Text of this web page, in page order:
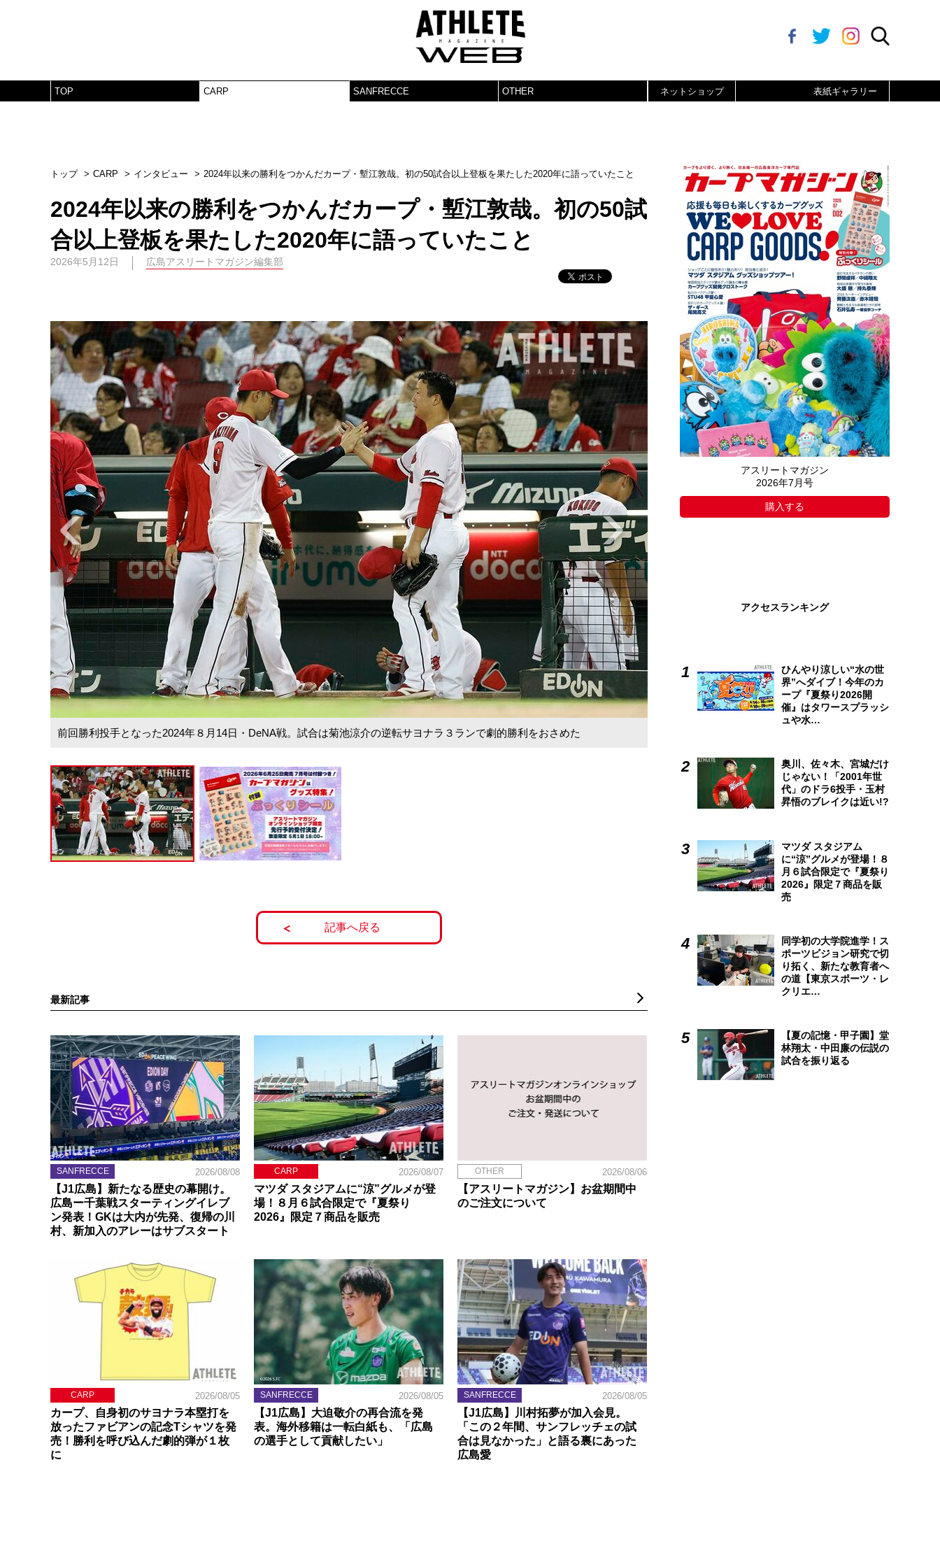
TOP CARP SANFRECCE OTHER ネットショップ 表紙ギャラリー
トップ CARP インタビュー 2024年以来の勝利をつかんだカープ・塹江敦哉。初の50試合以上登板を果たした2020年に語っていたこと
2024年以来の勝利をつかんだカープ・塹江敦哉。初の50試
合以上登板を果たした2020年に語っていたこと
2026年5月12日 広島アスリートマガジン編集部
前回勝利投手となった2024年８月14日・DeNA戦。試合は菊池涼介の逆転サヨナラ３ランで劇的勝利をおさめた
記事へ戻る
最新記事
SANFRECCE 2026/08/08
【J1広島】新たなる歴史の幕開け。
広島ー千葉戦スターティングイレブ
ン発表！GKは大内が先発、復帰の川
村、新加入のアレーはサブスタート
CARP 2026/08/07
マツダ スタジアムに“涼”グルメが登
場！８月６試合限定で『夏祭り
2026』限定７商品を販売
OTHER 2026/08/06
【アスリートマガジン】お盆期間中
のご注文について
CARP 2026/08/05
カープ、自身初のサヨナラ本塁打を
放ったファビアンの記念Tシャツを発
売！勝利を呼び込んだ劇的弾が１枚
に
SANFRECCE 2026/08/05
【J1広島】大迫敬介の再合流を発
表。海外移籍は一転白紙も、「広島
の選手として貢献したい」
SANFRECCE 2026/08/05
【J1広島】川村拓夢が加入会見。
「この２年間、サンフレッチェの試
合は見なかった」と語る裏にあった
広島愛
アスリートマガジン
2026年7月号
購入する
アクセスランキング
ひんやり涼しい“水の世
界”へダイブ！今年のカ
ープ『夏祭り2026開
催』はタワースプラッシ
ュや水…
奥川、佐々木、宮城だけ
じゃない！「2001年世
代」のドラ6投手・玉村
昇悟のブレイクは近い!?
マツダ スタジアム
に“涼”グルメが登場！８
月６試合限定で『夏祭り
2026』限定７商品を販
売
同学初の大学院進学！ス
ポーツビジョン研究で切
り拓く、新たな教育者へ
の道【東京スポーツ・レ
クリエ…
【夏の記憶・甲子園】堂
林翔太・中田廉の伝説の
試合を振り返る